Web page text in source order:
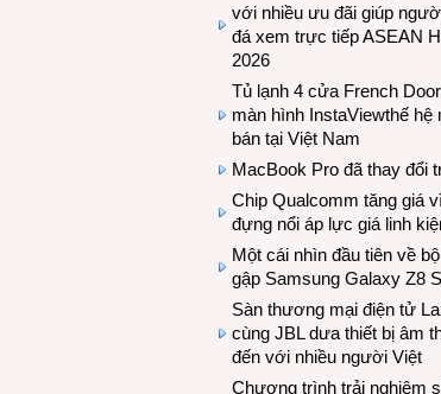
với nhiều ưu đãi giúp
đá xem trực tiếp ASEAN
2026
Tủ lạnh 4 cửa French
màn hình InstaViewthế
bán tại Việt Nam
MacBook Pro đã thay đổi
Chip Qualcomm tăng giá
đựng nổi áp lực giá linh
Một cái nhìn đầu tiên về
gập Samsung Galaxy Z8
Sàn thương mại điện tử
cùng JBL dưa thiết bị âm
đến với nhiều người Việt
Chương trình trải nghiệm